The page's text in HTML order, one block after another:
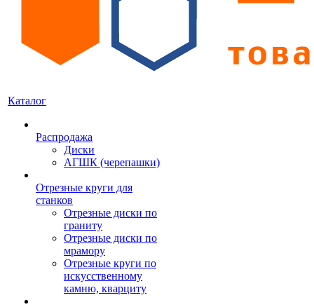
Каталог
Распродажа
Диски
АГШК (черепашки)
Отрезные круги для
станков
Отрезные диски по
граниту
Отрезные диски по
мрамору
Отрезные круги по
искусственному
камню, кварциту